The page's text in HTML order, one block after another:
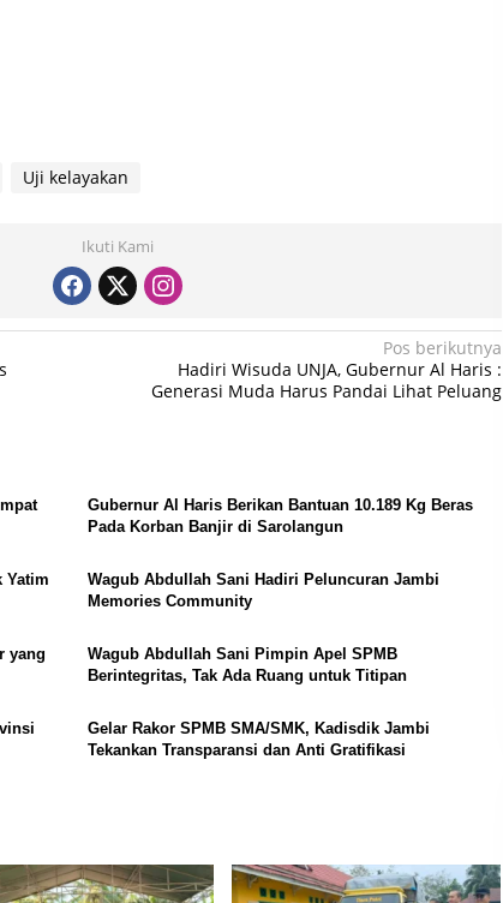
Uji kelayakan
Ikuti Kami
Pos berikutnya
Hadiri Wisuda UNJA, Gubernur Al Haris :
Generasi Muda Harus Pandai Lihat Peluang
Gubernur Al Haris Berikan Bantuan 10.189 Kg Beras
Pada Korban Banjir di Sarolangun
Yatim
Wagub Abdullah Sani Hadiri Peluncuran Jambi
Memories Community
yang
Wagub Abdullah Sani Pimpin Apel SPMB
Berintegritas, Tak Ada Ruang untuk Titipan
Gelar Rakor SPMB SMA/SMK, Kadisdik Jambi
Tekankan Transparansi dan Anti Gratifikasi